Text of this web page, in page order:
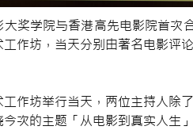
大奖学院与香港高先电影院首次
工作坊，当天分别由著名电影评
工作坊举行当天，两位主持人除
今次的主题「从电影到真实人生